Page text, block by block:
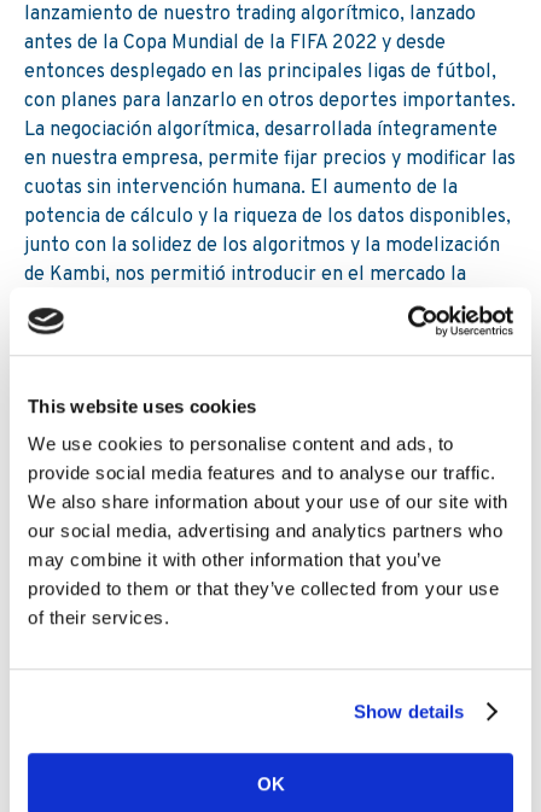
This website uses cookies
We use cookies to personalise content and ads, to
provide social media features and to analyse our traffic.
We also share information about your use of our site with
our social media, advertising and analytics partners who
may combine it with other information that you’ve
provided to them or that they’ve collected from your use
of their services.
Show details
OK
lanzamiento de nuestro trading algorítmico, lanzado
antes de la Copa Mundial de la FIFA 2022 y desde
entonces desplegado en las principales ligas de fútbol,
con planes para lanzarlo en otros deportes importantes.
La negociación algorítmica, desarrollada íntegramente
en nuestra empresa, permite fijar precios y modificar las
cuotas sin intervención humana. El aumento de la
potencia de cálculo y la riqueza de los datos disponibles,
junto con la solidez de los algoritmos y la modelización
de Kambi, nos permitió introducir en el mercado la
nueva generación de capacidad de negociación: un
cambio de la negociación humana asistida por algoritmos
a la negociación algorítmica asistida por humanos. La
enormemente el número de ofertas de apuestas
disponibles, impulsar la creación de nuevos productos y
la amplitud de la combinatoria que podemos ofrecer a
través de las apuestas deportivas de Kambi.
Artículo original
Otras lecturas
Cinco factores de riesgo y